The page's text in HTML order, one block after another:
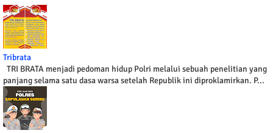
Tribrata
TRI BRATA menjadi pedoman hidup Polri melalui sebuah penelitian yang
panjang selama satu dasa warsa setelah Republik ini diproklamirkan. P...